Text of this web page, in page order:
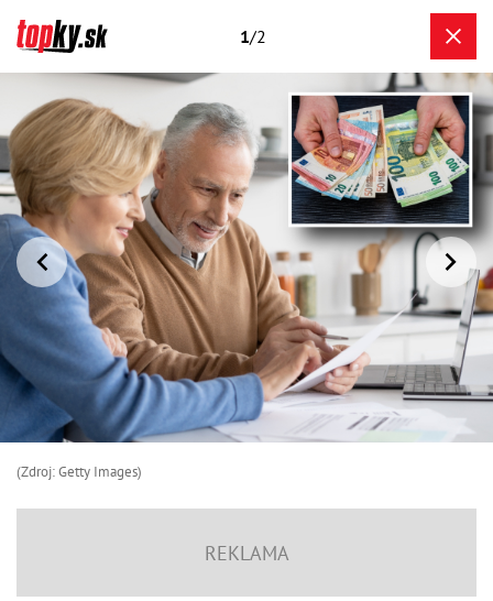
1/2
(Zdroj: Getty Images)